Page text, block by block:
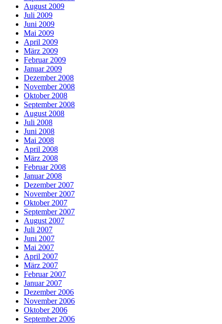
August 2009
Juli 2009
Juni 2009
Mai 2009
April 2009
März 2009
Februar 2009
Januar 2009
Dezember 2008
November 2008
Oktober 2008
September 2008
August 2008
Juli 2008
Juni 2008
Mai 2008
April 2008
März 2008
Februar 2008
Januar 2008
Dezember 2007
November 2007
Oktober 2007
September 2007
August 2007
Juli 2007
Juni 2007
Mai 2007
April 2007
März 2007
Februar 2007
Januar 2007
Dezember 2006
November 2006
Oktober 2006
September 2006